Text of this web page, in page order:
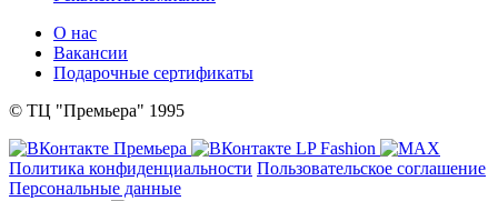
О нас
Вакансии
Подарочные сертификаты
© ТЦ "Премьера" 1995
Политика конфиденциальности Пользовательское соглашение
Персональные данные